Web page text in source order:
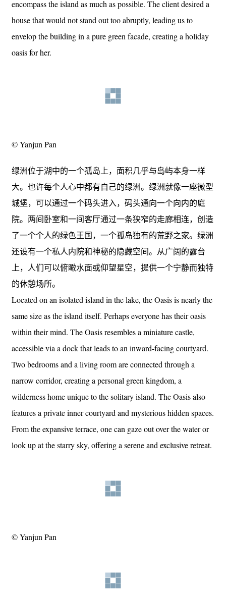
encompass the island as much as possible. The client desired a
house that would not stand out too abruptly, leading us to
envelop the building in a pure green facade, creating a holiday
oasis for her.
© Yanjun Pan
绿洲位于湖中的一个孤岛上，面积几乎与岛屿本身一样
大。也许每个人心中都有自己的绿洲。绿洲就像一座微型
城堡，可以通过一个码头进入，码头通向一个向内的庭
院。两间卧室和一间客厅通过一条狭窄的走廊相连，创造
了一个个人的绿色王国，一个孤岛独有的荒野之家。绿洲
还设有一个私人内院和神秘的隐藏空间。从广阔的露台
上，人们可以俯瞰水面或仰望星空，提供一个宁静而独特
的休憩场所。
Located on an isolated island in the lake, the Oasis is nearly the
same size as the island itself. Perhaps everyone has their oasis
within their mind. The Oasis resembles a miniature castle,
accessible via a dock that leads to an inward-facing courtyard.
Two bedrooms and a living room are connected through a
narrow corridor, creating a personal green kingdom, a
wilderness home unique to the solitary island. The Oasis also
features a private inner courtyard and mysterious hidden spaces.
From the expansive terrace, one can gaze out over the water or
look up at the starry sky, offering a serene and exclusive retreat.
© Yanjun Pan